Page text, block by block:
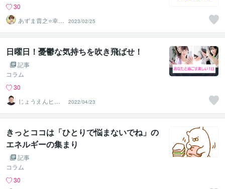
30
あずま貴之⭐幸せ
自分軸の生き方
育成コーチ
2023/02/25
日曜日！憂鬱な気持ちを吹き飛ばせ！
記事
コラム
30
じょうえんヒカ
ル⭐️介護業界の救
世主
2022/04/23
きっとココは「ひとりで悩まないでね」の
エネルギーの集まり
記事
コラム
30